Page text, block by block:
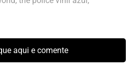
aqui e comente